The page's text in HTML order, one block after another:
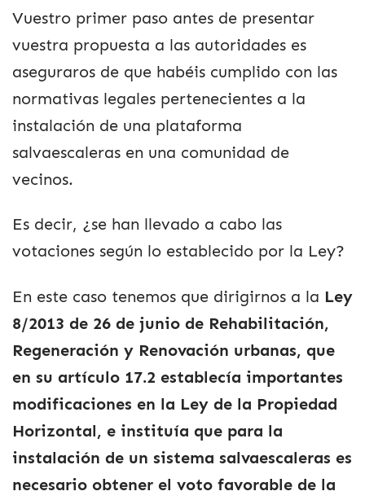
Vuestro primer paso antes de presentar
vuestra propuesta a las autoridades es
aseguraros de que habéis cumplido con las
normativas legales pertenecientes a la
instalación de una plataforma
salvaescaleras en una comunidad de
vecinos.
Es decir, ¿se han llevado a cabo las
votaciones según lo establecido por la Ley?
En este caso tenemos que dirigirnos a la Ley
8/2013 de 26 de junio de Rehabilitación,
Regeneración y Renovación urbanas, que
en su artículo 17.2 establecía importantes
modificaciones en la Ley de la Propiedad
Horizontal, e instituía que para la
instalación de un sistema salvaescaleras es
necesario obtener el voto favorable de la